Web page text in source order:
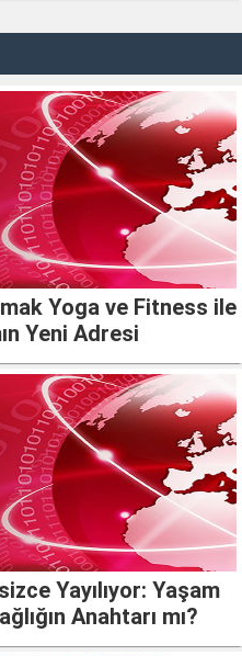
Yoga ve Fitness ile
Yeni Adresi
Yayılıyor: Yaşam
Anahtarı mı?